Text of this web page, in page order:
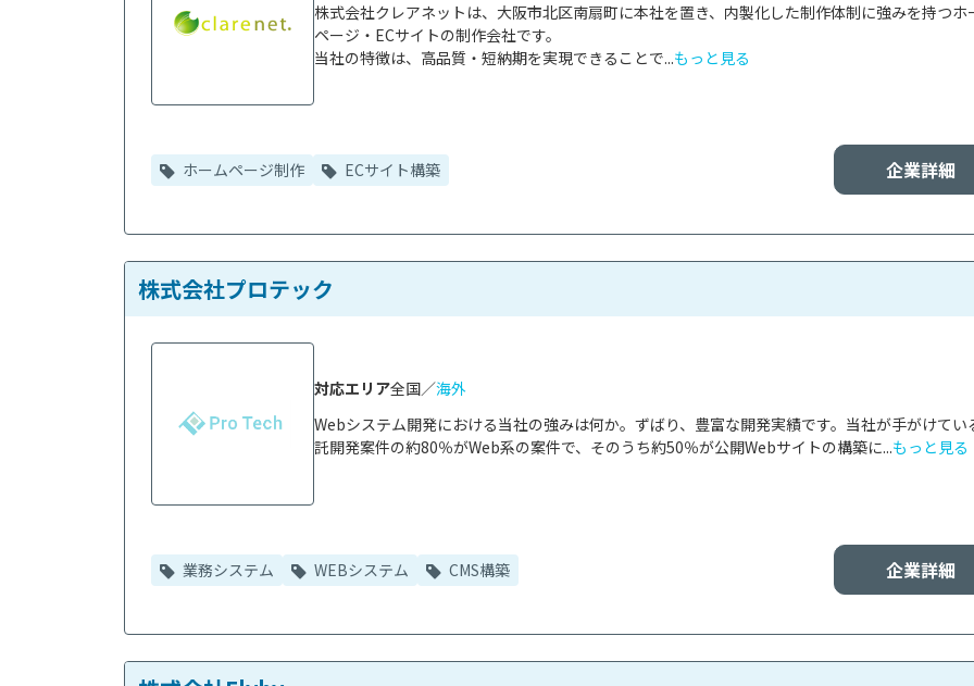
株式会社クレアネットは、大阪市北区南扇町に本社を置き、内製化した制作体制に強みを持つホ
ページ・ECサイトの制作会社です。
当社の特徴は、高品質・短納期を実現できることで...もっと見る
企業詳細
ホームページ制作 ECサイト構築
株式会社プロテック
Webシステム開発における当社の強みは何か。ずばり、豊富な開発実績です。当社が手がけてい
託開発案件の約80％がWeb系の案件で、そのうち約50％が公開Webサイトの構築に...もっと見る
対応エリア全国／海外
企業詳細
業務システム WEBシステム CMS構築